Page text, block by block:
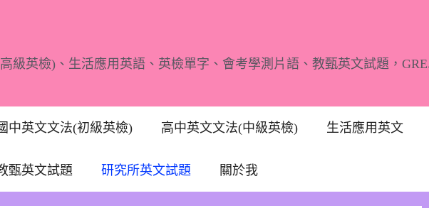
級英檢)、生活應用英語、英檢單字、會考學測片語、教甄英文試題，
中英文文法(初級英檢) 高中英文文法(中級英檢) 生活應用英文
甄英文試題 研究所英文試題 關於我